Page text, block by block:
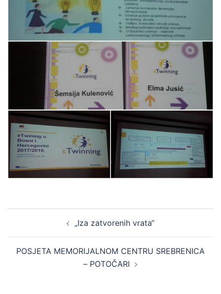
navigation
„Iza zatvorenih vrata“
POSJETA MEMORIJALNOM CENTRU SREBRENICA
– POTOČARI